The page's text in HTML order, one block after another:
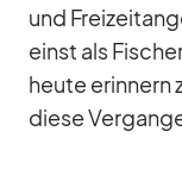
und
einst als
heute er­in­nern
diese